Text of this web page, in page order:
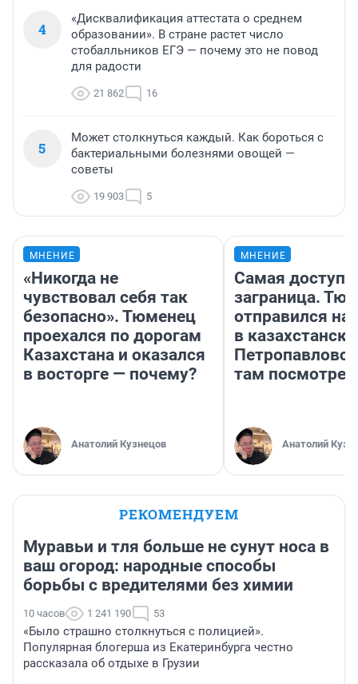
4
«Дисквалификация аттестата о среднем
образовании». В стране растет число
стобалльников ЕГЭ — почему это не повод
для радости
21 862 16
5
Может столкнуться каждый. Как бороться с
бактериальными болезнями овощей —
советы
19 903 5
МНЕНИЕ
«Никогда не
чувствовал себя так
безопасно». Тюменец
проехался по дорогам
Казахстана и оказался
в восторге — почему?
Анатолий Кузнецов
МНЕНИЕ
Самая
заграница.
отправился
в
там
Анатолий
РЕКОМЕНДУЕМ
Муравьи и тля больше не сунут носа в
ваш огород: народные способы
борьбы с вредителями без химии
10 часов 1 241 190 53
«Было страшно столкнуться с полицией».
Популярная блогерша из Екатеринбурга честно
рассказала об отдыхе в Грузии